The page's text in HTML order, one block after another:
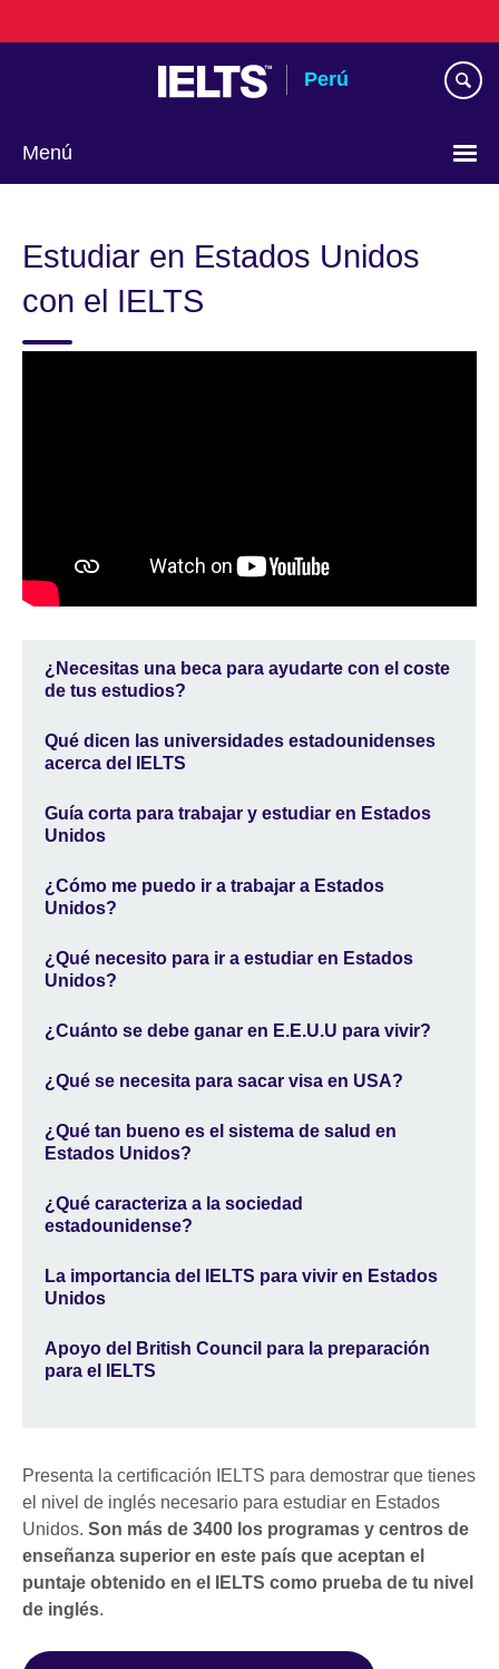
to
Perú
Menú
language
Estudiar en Estados Unidos
con el IELTS
¿Necesitas una beca para ayudarte con el coste
de tus estudios?
Qué dicen las universidades estadounidenses
acerca del IELTS
Guía corta para trabajar y estudiar en Estados
Unidos
¿Cómo me puedo ir a trabajar a Estados
Unidos?
¿Qué necesito para ir a estudiar en Estados
Unidos?
¿Cuánto se debe ganar en E.E.U.U para vivir?
¿Qué se necesita para sacar visa en USA?
¿Qué tan bueno es el sistema de salud en
Estados Unidos?
¿Qué caracteriza a la sociedad
estadounidense?
La importancia del IELTS para vivir en Estados
Unidos
Apoyo del British Council para la preparación
para el IELTS
Presenta la certificación IELTS para demostrar que tienes
el nivel de inglés necesario para estudiar en Estados
Unidos. Son más de 3400 los programas y centros de
enseñanza superior en este país que aceptan el
puntaje obtenido en el IELTS como prueba de tu nivel
de inglés.